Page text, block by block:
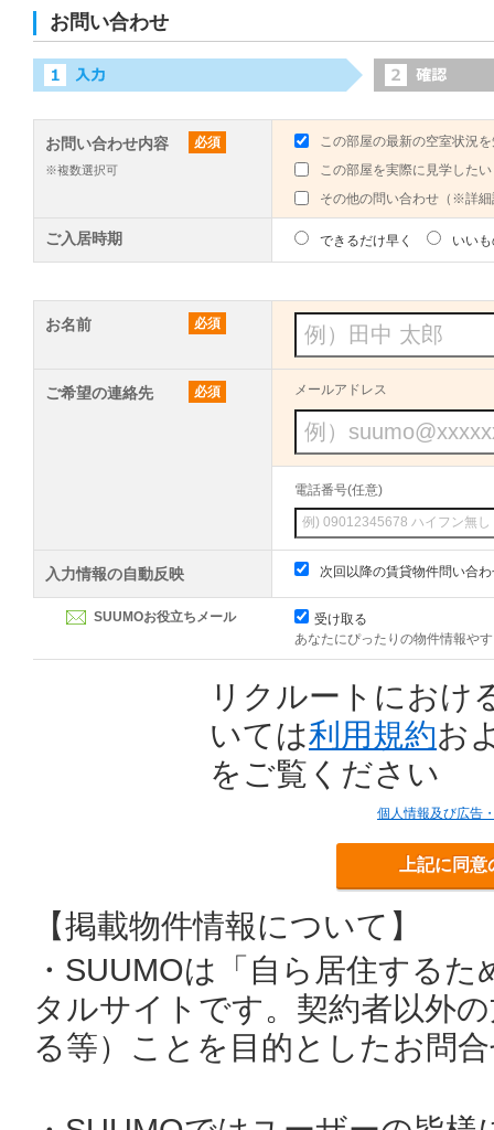
お問い合わせ
お問い合わせ内容 必須
※複数選択可
この部屋の最新の空室状況
この部屋を実際に見学したい
その他の問い合わせ（※詳
ご入居時期 できるだけ早く いい
お名前 必須
ご希望の連絡先 必須 メールアドレス
電話番号(任意)
入力情報の自動反映 次回以降の賃貸物件問い合
SUUMOお役立ちメール
受け取る
あなたにぴったりの物件情報や
リクルートにおけ
いては利用規約お
をご覧ください
個人情報及び広告
上記に同
【掲載物件情報について】
・SUUMOは「自ら居住する
タルサイトです。契約者以外
る等）ことを目的としたお問